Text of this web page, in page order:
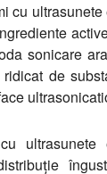
cu ultrasunete
sonicare
de
ultrasunete